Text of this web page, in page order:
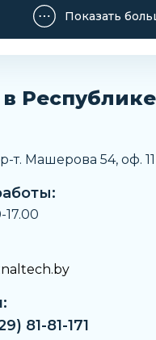
Показать
т. Машерова 54, оф.
17.00
81-81-171